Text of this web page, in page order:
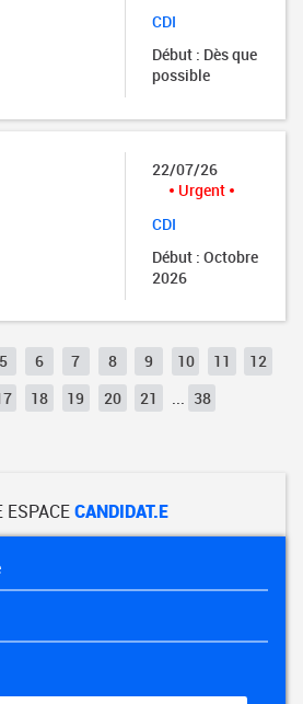
CDI
Début : Dès que
possible
22/07/26
Urgent
CDI
Début : Octobre
2026
5 6 7 8 9 10 11
12
18 19 20 21 38
ESPACECANDIDAT.E